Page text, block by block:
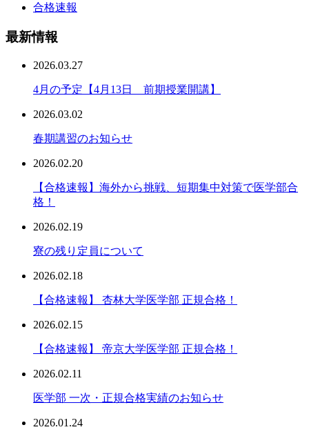
合格速報
最新情報
2026.03.27
4月の予定【4月13日 前期授業開講】
2026.03.02
春期講習のお知らせ
2026.02.20
【合格速報】海外から挑戦、短期集中対策で医学部合
格！
2026.02.19
寮の残り定員について
2026.02.18
【合格速報】 杏林大学医学部 正規合格！
2026.02.15
【合格速報】 帝京大学医学部 正規合格！
2026.02.11
医学部 一次・正規合格実績のお知らせ
2026.01.24